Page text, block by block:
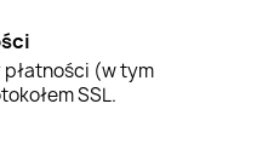
(w tym
SSL.